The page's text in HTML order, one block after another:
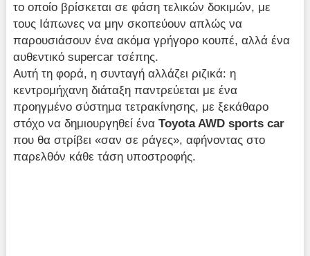
το οποίο βρίσκεται σε φάση τελικών δοκιμών, με
τους Ιάπωνες να μην σκοπεύουν απλώς να
παρουσιάσουν ένα ακόμα γρήγορο κουπέ, αλλά ένα
αυθεντικό supercar τσέπης.
Αυτή τη φορά, η συνταγή αλλάζει ριζικά: η
κεντρομήχανη διάταξη παντρεύεται με ένα
προηγμένο σύστημα τετρακίνησης, με ξεκάθαρο
στόχο να δημιουργηθεί έναToyota AWD sports car
που θα στρίβει «σαν σε ράγες», αφήνοντας στο
παρελθόν κάθε τάση υποστροφής.